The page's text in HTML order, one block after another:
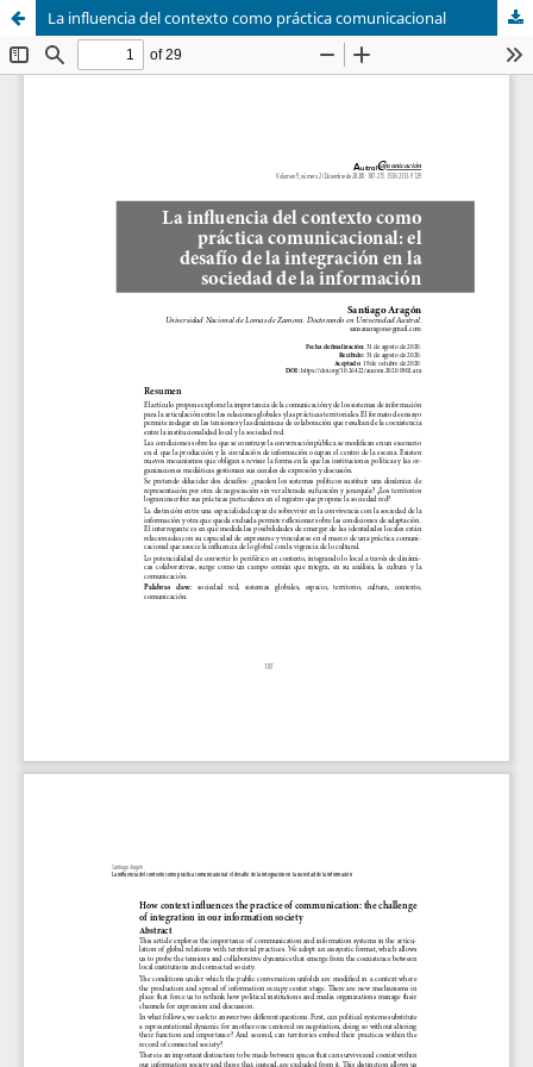
La influencia del contexto como práctica comunicacional